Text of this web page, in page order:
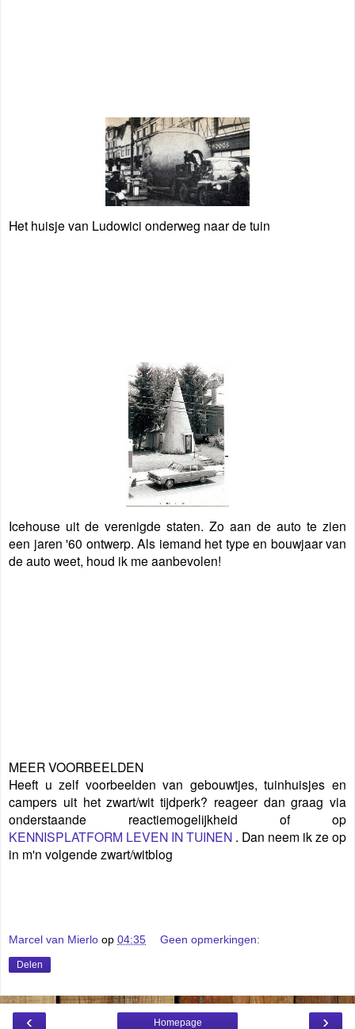
Het huisje van Ludowici onderweg naar de tuin
Icehouse uit de verenigde staten. Zo aan de auto te zien
een jaren '60 ontwerp. Als iemand het type en bouwjaar van
de auto weet, houd ik me aanbevolen!
MEER VOORBEELDEN
Heeft u zelf voorbeelden van gebouwtjes, tuinhuisjes en
campers uit het zwart/wit tijdperk? reageer dan graag via
onderstaande reactiemogelijkheid of op
KENNISPLATFORM LEVEN IN TUINEN . Dan neem ik ze op
in m'n volgende zwart/witblog
Marcel van Mierlo op 04:35 Geen opmerkingen:
Delen
‹ ›
Homepage